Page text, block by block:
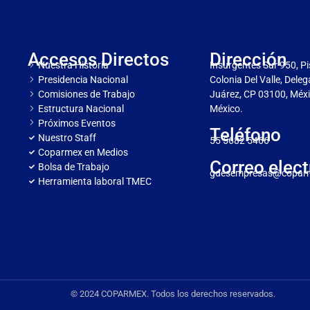
Accesos Directos
Nuestra Historia
Presidencia Nacional
Comisiones de Trabajo
Estructura Nacional
Próximos Eventos
Nuestro Staff
Coparmex en Medios
Bolsa de Trabajo
Herramienta laboral TMEC
Dirección
Insurgentes Sur 950,
Colonia Del Valle,
Juárez, CP 03100,
México.
Teléfono
55 5682 5466
Correo
© 2024 COPARMEX. Todos los derechos reservados.